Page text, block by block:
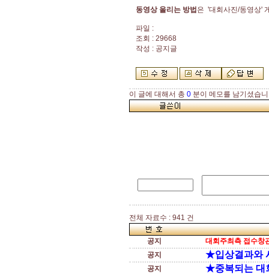
동영상 올리는 방법 은 '대회사진/동영상'
파일 :
조회 : 29668
작성 : 공지글
이 글에 대해서 총 0 분이 메모를 남기셨습
전체 자료수 : 941 건
공지
대회주최측 접수창
공지
★입상결과와
공지 ★중복되는 대